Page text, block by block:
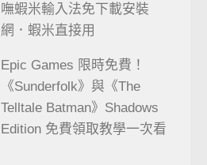
嘸蝦米輸入法免下載安裝
網．蝦米直接用
Epic Games 限時免費！
《Sunderfolk》與《The
Telltale Batman》Shadows
Edition 免費領取教學一次看